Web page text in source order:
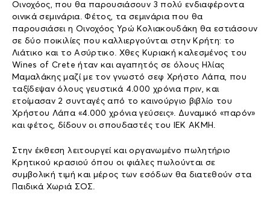
Οινοχόος, που θα παρουσιάσουν 3 πολύ ενδιαφέροντα
οινικά σεμινάρια. Φέτος, τα σεμινάρια που θα
παρουσιάσει η Οινοχόος Υρώ Κολιακουδάκη θα εστιάσουν
σε δύο ποικιλίες που καλλιεργούνται στην Κρήτη: το
Λιάτικο και το Ασύρτικο. Χθες Κυριακή καλεσμένος του
Wines of Crete ήταν και αγαπητός σε όλους Ηλίας
Μαμαλάκης μαζί με τον γνωστό σεφ Χρήστο Λάπα, που
ταξίδεψαν όλους γευστικά 4.000 χρόνια πριν, και
ετοίμασαν 2 συνταγές από το καινούργιο βιβλίο του
Χρήστου Λάπα «4.000 χρόνια γεύσεις». Δυναμικό «παρόν»
και φέτος, δίδουν οι σπουδαστές του ΙΕΚ ΑΚΜΗ.
Στην έκθεση λειτουργεί και οργανωμένο πωλητήριο
Κρητικού κρασιού όπου οι φιάλες πωλούνται σε
συμβολική τιμή και μέρος των εσόδων θα διατεθούν στα
Παιδικά Χωριά ΣΟΣ.